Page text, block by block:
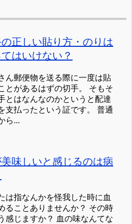
正しい貼り方・のりは
はいけない？
ん郵便物を送る際に一度は貼
とがあるはずの切手。 そもそ
とはなんなのかというと配達
支払ったという証です。 普通
ら...
美味しいと感じるのは病
は指なんかを怪我した時に血
ることありませんか？ その時
感じますか？ 血の味なんてな